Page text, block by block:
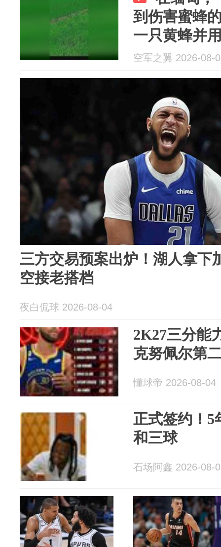
到伤害蜜蜂
一只黄蜂并
Armstrong
空军之翼 2026-08-
三方交易预案出炉！湖人拿下
空接老搭档
夜白侃球 2026-08-04
2K27三分能
克努佩尔第
懂球帝 2026-08-04
正式签约！5
和三球
石场阿鑫 2026-08-